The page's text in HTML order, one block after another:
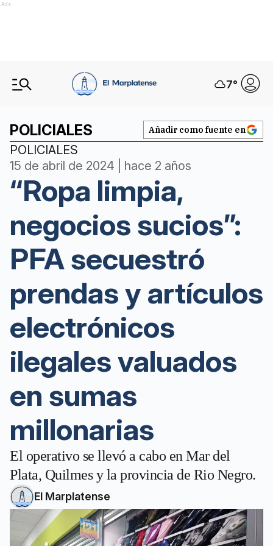
Ads
7°
POLICIALES Añadir como fuente en
POLICIALES
15 de abril de 2024 | hace 2 años
“Ropa limpia,
negocios sucios”:
PFA secuestró
prendas y artículos
electrónicos
ilegales valuados
en sumas
millonarias
El operativo se llevó a cabo en Mar del
Plata, Quilmes y la provincia de Rio Negro.
El Marplatense